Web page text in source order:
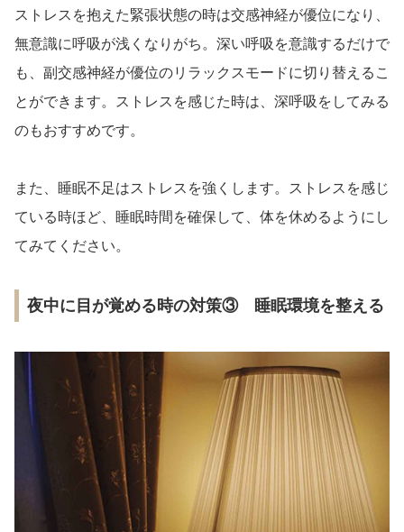
ストレスを抱えた緊張状態の時は交感神経が優位になり、
無意識に呼吸が浅くなりがち。深い呼吸を意識するだけで
も、副交感神経が優位のリラックスモードに切り替えるこ
とができます。ストレスを感じた時は、深呼吸をしてみる
のもおすすめです。
また、睡眠不足はストレスを強くします。ストレスを感じ
ている時ほど、睡眠時間を確保して、体を休めるようにし
てみてください。
夜中に目が覚める時の対策③ 睡眠環境を整える